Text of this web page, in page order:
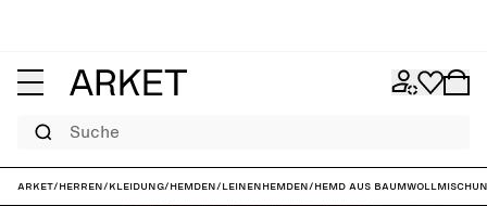
Suche
ARKET/Herren/Kleidung/Hemden/Leinenhemden/Hemd aus